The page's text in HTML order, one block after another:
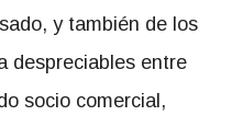
y también de los
despreciables entre
socio comercial,